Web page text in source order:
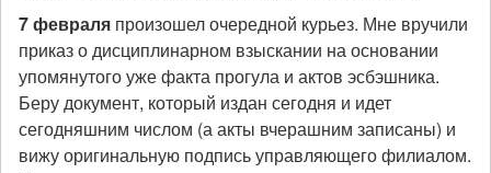
7 февраля произошел очередной курьез. Мне вручили
приказ о дисциплинарном взыскании на основании
упомянутого уже факта прогула и актов эсбэшника.
Беру документ, который издан сегодня и идет
сегодняшним числом (а акты вчерашним записаны) и
вижу оригинальную подпись управляющего филиалом.